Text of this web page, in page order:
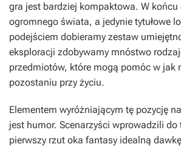
gra jest bardziej kompaktowa. W końcu
ogromnego świata, a jedynie tytułowe
podejściem dobieramy zestaw
eksploracji zdobywamy mnóstwo
przedmiotów, które mogą pomóc w jak
pozostaniu przy życiu.
Elementem wyróżniającym tę pozycję
jest humor. Scenarzyści wprowadzili do
pierwszy rzut oka fantasy idealną